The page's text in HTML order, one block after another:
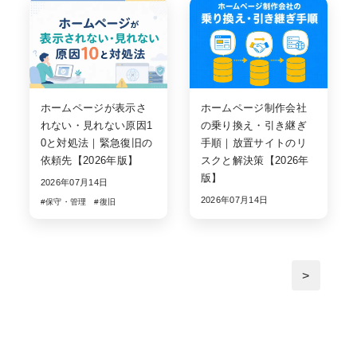
ホームページが表示さ
れない・見れない原因1
0と対処法｜緊急復旧の
依頼先【2026年版】
2026年07月14日
#保守・管理 #復旧
ホームページ制作会社
の乗り換え・引き継ぎ
手順｜放置サイトのリ
スクと解決策【2026年
版】
2026年07月14日
>